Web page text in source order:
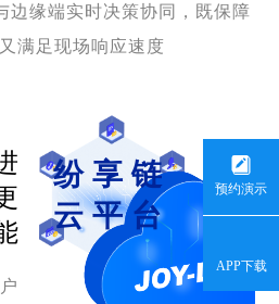
预约演示
APP下载
边缘端实时决策协同，既保障
满足现场响应速度
纷享链
云平台